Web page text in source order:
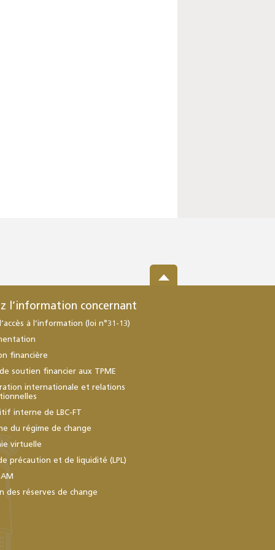
l’information concernant
à l’information (loi n°31-13)
financière
soutien financier aux TPME
internationale et relations
interne de LBC-FT
du régime de change
virtuelle
précaution et de liquidité (LPL)
des réserves de change